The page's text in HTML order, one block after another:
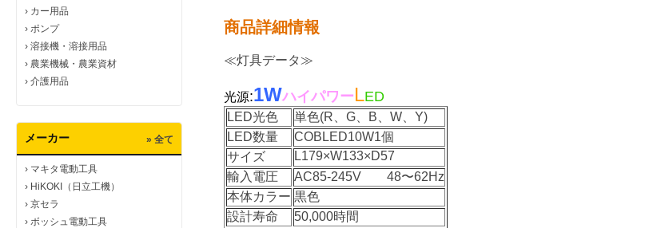
› カー用品
› ポンプ
› 溶接機・溶接用品
› 農業機械・農業資材
› 介護用品
メーカー » 全て
› マキタ電動工具
› HiKOKI（日立工機）
› 京セラ
› ボッシュ電動工具
商品詳細情報
≪灯具データ≫
光源:1WハイパワーLED
LED光色
単色(R、G、B、W、Y)
LED数量
COBLED10W1個
サイズ
L179×W133×D57
輸入電圧
AC85-245V 48〜62Hz
本体カラー 黒色
設計寿命
50,000時間